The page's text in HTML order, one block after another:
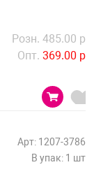
Розн. 485.00 р
Опт. 369.00 р
Арт: 1207-3786
В упак: 1 шт